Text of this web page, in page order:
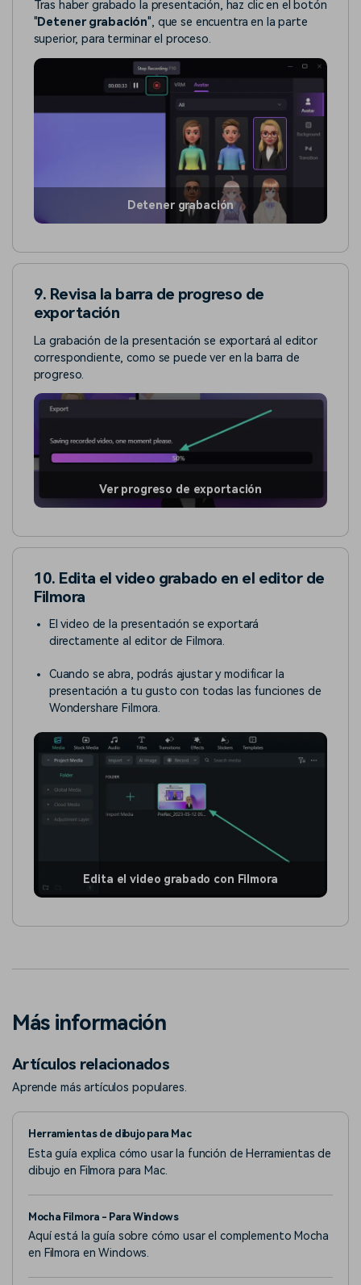
Tras haber grabado la presentación, haz clic en el botón
"Detener grabación", que se encuentra en la parte
superior, para terminar el proceso.
Detener grabación
9. Revisa la barra de progreso de
exportación
La grabación de la presentación se exportará al editor
correspondiente, como se puede ver en la barra de
progreso.
Ver progreso de exportación
10. Edita el video grabado en el editor de
Filmora
El video de la presentación se exportará
directamente al editor de Filmora.
Cuando se abra, podrás ajustar y modificar la
presentación a tu gusto con todas las funciones de
Wondershare Filmora.
Edita el video grabado con Filmora
Más información
Artículos relacionados
Aprende más artículos populares.
Herramientas de dibujo para Mac
Esta guía explica cómo usar la función de Herramientas de
dibujo en Filmora para Mac.
Mocha Filmora - Para Windows
Aquí está la guía sobre cómo usar el complemento Mocha
en Filmora en Windows.